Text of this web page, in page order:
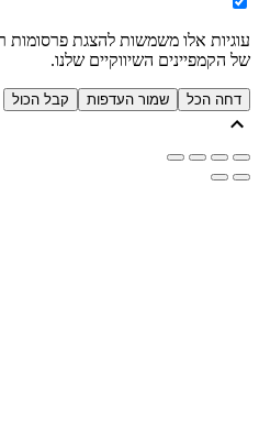
עוגיות אלו משמשות להצגת פרסומות
של הקמפיינים השיווקיים שלנו.
דחה הכל שמור העדפות קבל הכול